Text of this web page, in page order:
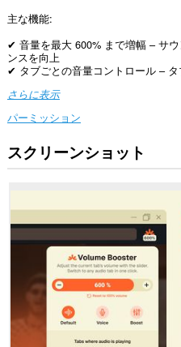
主な機能:
✔ 音量を最大 600% まで増幅 – サ
ンスを向上
✔ タブごとの音量コントロール –
さらに表示
パーミッション
こ
の
は、
す
ト
スクリーンショット